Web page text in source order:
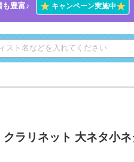
も豊富♪ ★キャンペーン実施中★
ラリネット 大ネタ小ネ